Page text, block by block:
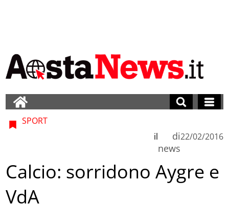
SPORT
di
news
il 22/02/2016
Calcio: sorridono Aygre e
VdA